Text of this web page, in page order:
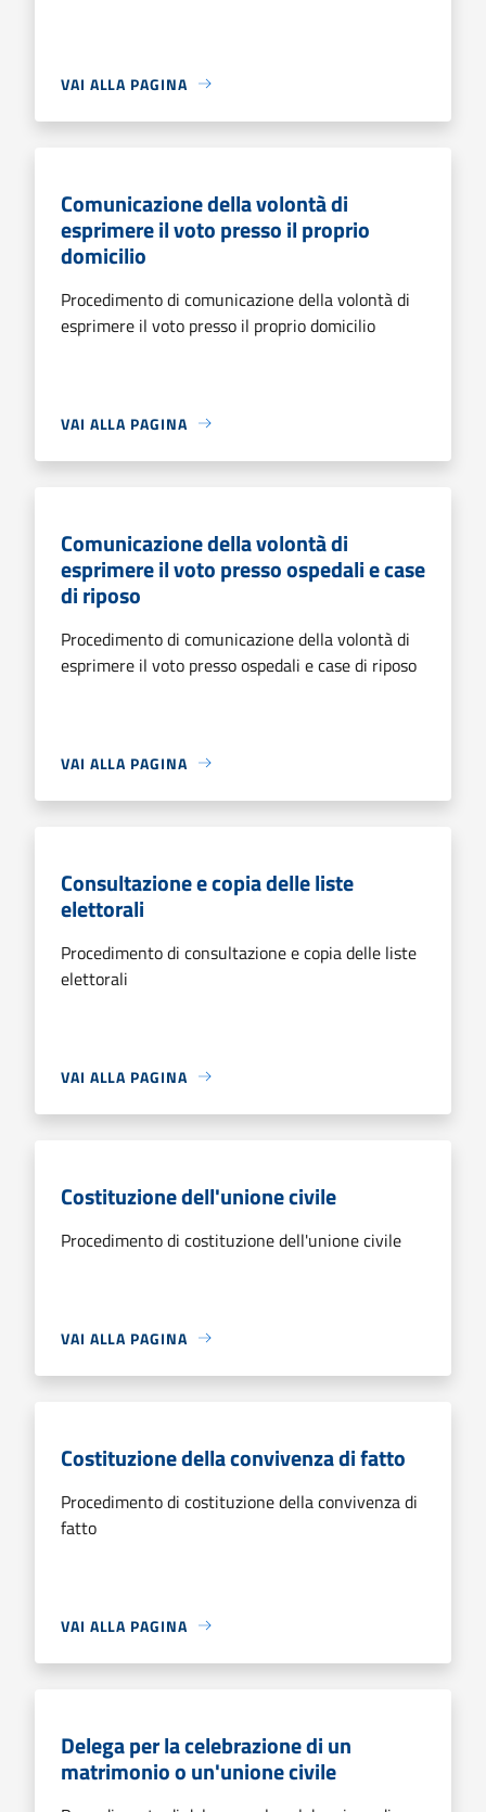
VAI ALLA PAGINA
Comunicazione della volontà di
esprimere il voto presso il proprio
domicilio
Procedimento di comunicazione della volontà di
esprimere il voto presso il proprio domicilio
VAI ALLA PAGINA
Comunicazione della volontà di
esprimere il voto presso ospedali e case
di riposo
Procedimento di comunicazione della volontà di
esprimere il voto presso ospedali e case di riposo
VAI ALLA PAGINA
Consultazione e copia delle liste
elettorali
Procedimento di consultazione e copia delle liste
elettorali
VAI ALLA PAGINA
Costituzione dell'unione civile
Procedimento di costituzione dell'unione civile
VAI ALLA PAGINA
Costituzione della convivenza di fatto
Procedimento di costituzione della convivenza di
fatto
VAI ALLA PAGINA
Delega per la celebrazione di un
matrimonio o un'unione civile